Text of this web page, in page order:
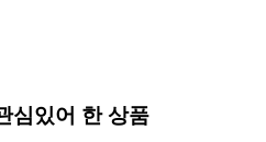
심있어 한 상품